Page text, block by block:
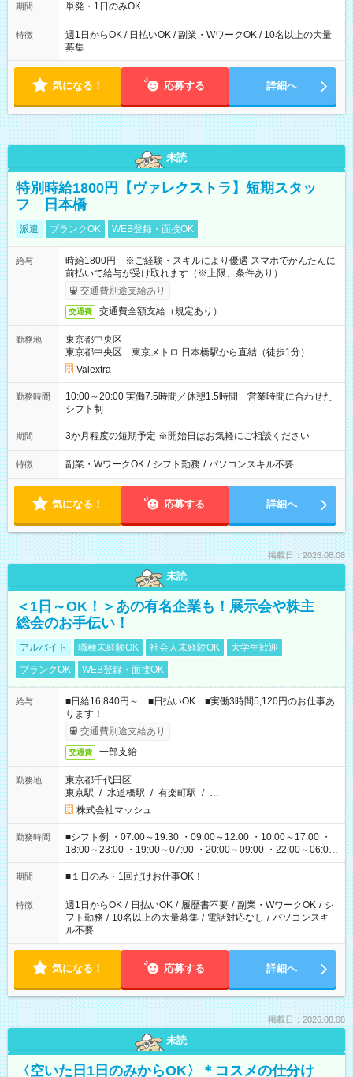
期間 単発・1日のみOK
特徴
週1日からOK / 日払いOK / 副業・WワークOK / 10名以上の大量
募集
気になる！ 応募する 詳細へ
未読
特別時給1800円【ヴァレクストラ】短期スタッ
フ 日本橋
派遣 ブランクOK WEB登録・面接OK
給与
時給1800円 ※ご経験・スキルにより優遇 スマホでかんたんに
前払いで給与が受け取れます（※上限、条件あり）
交通費別途支給あり
交通費 交通費全額支給（規定あり）
勤務地
東京都中央区
東京都中央区 東京メトロ 日本橋駅から直結（徒歩1分）
Valextra
勤務時間
10:00～20:00 実働7.5時間／休憩1.5時間 営業時間に合わせた
シフト制
期間 3か月程度の短期予定 ※開始日はお気軽にご相談ください
特徴 副業・WワークOK / シフト勤務 / パソコンスキル不要
気になる！ 応募する 詳細へ
掲載日：2026.08.08
未読
＜1日～OK！＞あの有名企業も！展示会や株主
総会のお手伝い！
アルバイト 職種未経験OK 社会人未経験OK
大学生歓迎
ブランクOK
WEB登録・面接OK
給与
■日給16,840円～ ■日払いOK ■実働3時間5,120円のお仕事あ
ります！
交通費別途支給あり
交通費 一部支給
勤務地
東京都千代田区
東京駅 / 水道橋駅 / 有楽町駅 / …
株式会社マッシュ
勤務時間
■シフト例 ・07:00～19:30 ・09:00～12:00 ・10:00～17:00 ・
18:00～23:00 ・19:00～07:00 ・20:00～09:00 ・22:00～06:00
etc ★最短で3時間で5,120円のお仕事から 15時間で2万円近く稼
げるお仕事も！ ご希望のお時間に合わせてご紹介！ ※シフトは
ください！
期間 ■１日のみ・1回だけお仕事OK！
特徴 週1日からOK / 日払いOK / 履歴書不要 / 副業・WワークOK / シ
フト勤務 / 10名以上の大量募集 / 電話対応なし / パソコンスキ
ル不要
気になる！ 応募する 詳細へ
掲載日：2026.08.08
未読
〈空いた日1日のみからOK〉＊コスメの仕分け